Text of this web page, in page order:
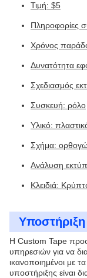
Τιμή: $5
Πληροφορίες
Χρόνος
Δυνατότητα
Σχεδιασμός
Συσκευή: ρόλο
Υλικό:
Σχήμα:
Ανάλυση
Κλειδιά:
Η Custom Tape
υπηρεσιών για να
ικανοποιημένοι με
υποστήριξης είναι